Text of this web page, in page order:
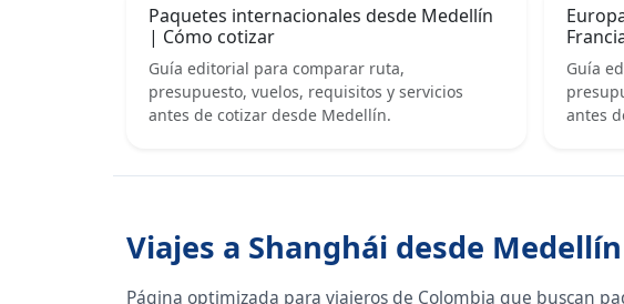
Paquetes internacionales desde Medellín
| Cómo cotizar
Guía editorial para comparar ruta,
presupuesto, vuelos, requisitos y servicios
antes de cotizar desde Medellín.
Guía
antes
Viajes a Shanghái desde Medellín
Página optimizada para viajeros de Colombia que buscan